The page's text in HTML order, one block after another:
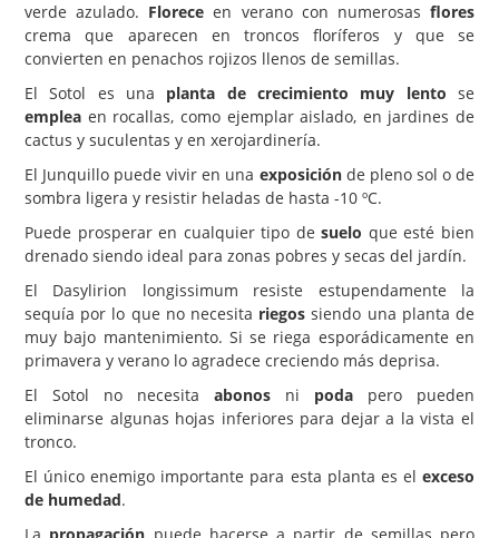
verde azulado. Florece en verano con numerosasflores
crema que aparecen en troncos floríferos y que se
convierten en penachos rojizos llenos de semillas.
El Sotol es una planta de crecimiento muy lento se
emplea en rocallas, como ejemplar aislado, en jardines de
cactus y suculentas y en xerojardinería.
El Junquillo puede vivir en una exposiciónde pleno sol o de
sombra ligera y resistir heladas de hasta -10 ºC.
Puede prosperar en cualquier tipo desuelo que esté bien
drenado siendo ideal para zonas pobres y secas del jardín.
El Dasylirion longissimum resiste estupendamente la
sequía por lo que no necesita riegos siendo una planta de
muy bajo mantenimiento. Si se riega esporádicamente en
primavera y verano lo agradece creciendo más deprisa.
El Sotol no necesita abonos ni poda pero pueden
eliminarse algunas hojas inferiores para dejar a la vista el
tronco.
El único enemigo importante para esta planta es el exceso
de humedad.